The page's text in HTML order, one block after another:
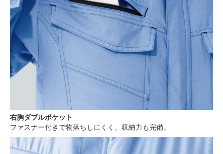
右胸ダブルポケット
ファスナー付きで物落ちしにくく、収納力も完備。